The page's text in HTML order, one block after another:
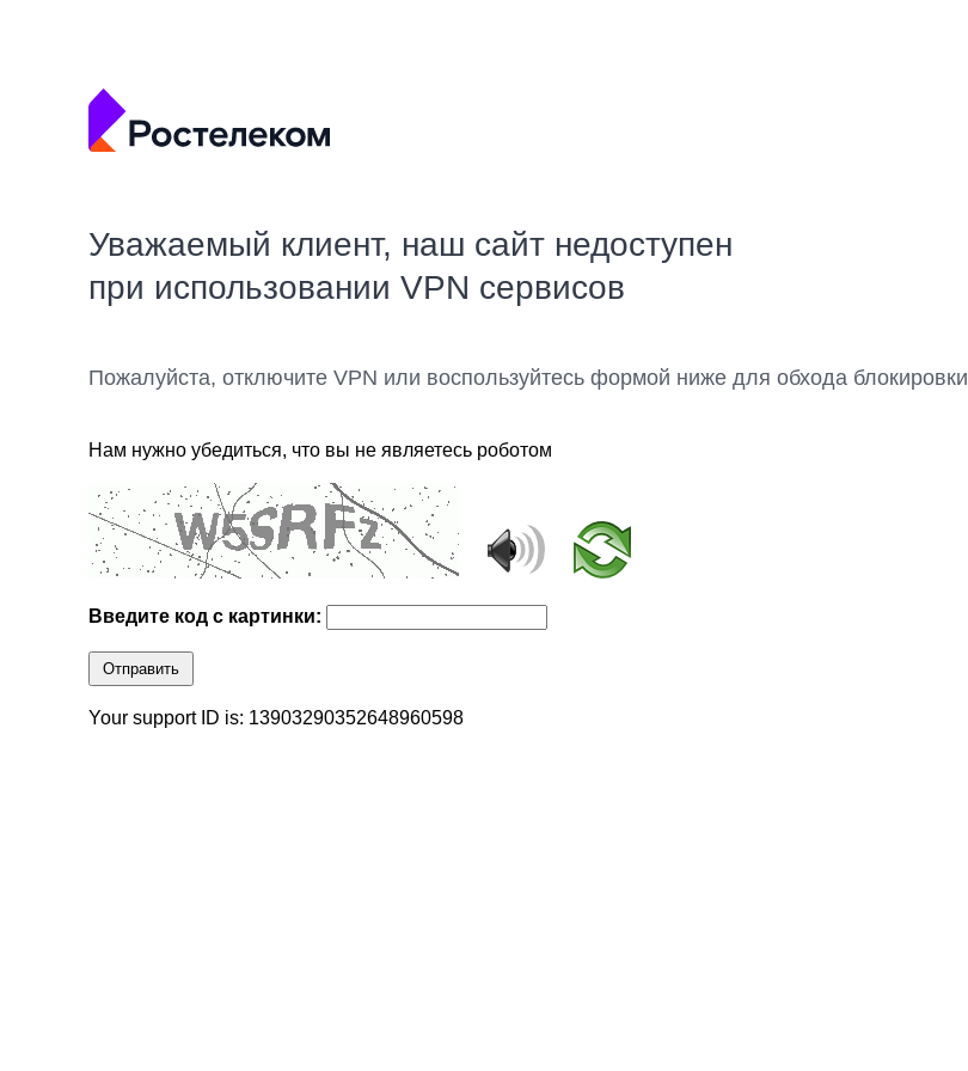
Уважаемый клиент, наш сайт недоступен
при использовании VPN сервисов
Пожалуйста, отключите VPN или воспользуйтесь формой ниже для обхода блокировки
Нам нужно убедиться, что вы не являетесь роботом
Введите код с картинки:
Отправить
Your support ID is: 13903290352648960598